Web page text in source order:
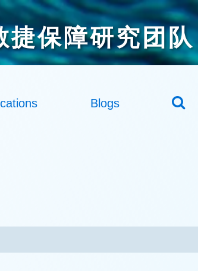
捷保障研究团队
Blogs